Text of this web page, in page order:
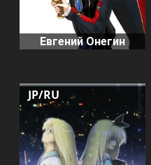
Евгений Онегин
JP/RU